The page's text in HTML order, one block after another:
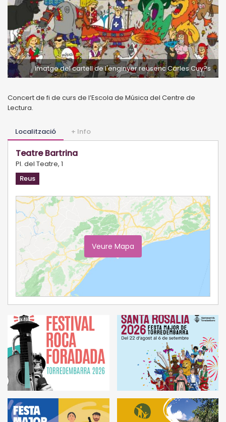
Imatge del cartell de l'enginyer reusenc Carles Cuy?s
Concert de fi de curs de l’Escola de Música del Centre de
Lectura.
Localització + Info
Teatre Bartrina
Pl. del Teatre, 1
Reus
Veure Mapa